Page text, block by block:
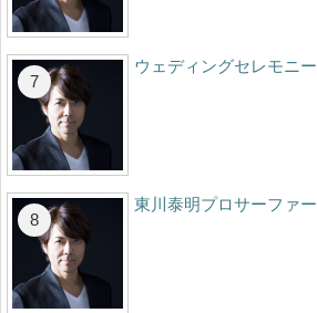
ウェディングセレモニー
東川泰明プロサーファー